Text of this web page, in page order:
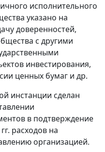
исполнительного
указано на
доверенностей,
с другими
инвестирования,
ценных бумаг и др.
инстанции сделан
в подтверждение
расходов на
организацией.